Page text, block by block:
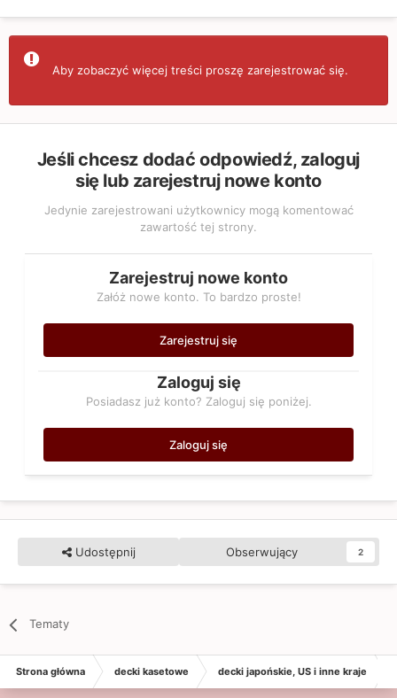
Aby zobaczyć więcej treści proszę zarejestrować się.
Jeśli chcesz dodać odpowiedź, zaloguj
się lub zarejestruj nowe konto
Jedynie zarejestrowani użytkownicy mogą komentować
zawartość tej strony.
Zarejestruj nowe konto
Załóż nowe konto. To bardzo proste!
Zarejestruj się
Zaloguj się
Posiadasz już konto? Zaloguj się poniżej.
Zaloguj się
Udostępnij Obserwujący 2
Tematy
Strona główna decki kasetowe decki japońskie, US i inne kraje